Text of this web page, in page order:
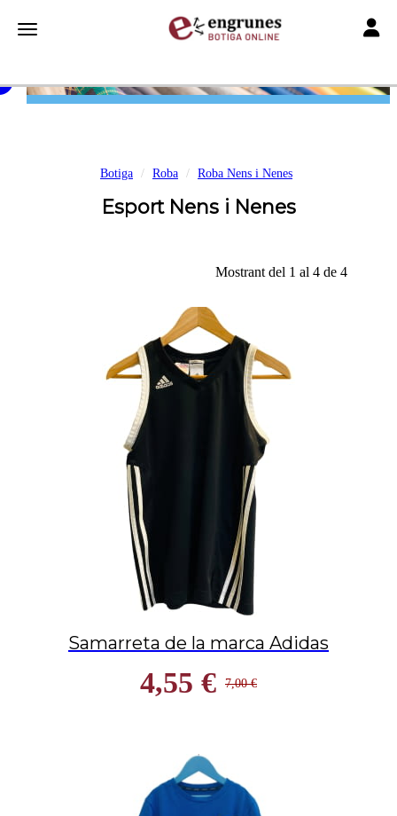
Toggle navigation
Botiga Roba Roba Nens i Nenes
Esport Nens i Nenes
Mostrant del 1 al 4 de 4
Samarreta de la marca Adidas
7,00 €
4,55 €